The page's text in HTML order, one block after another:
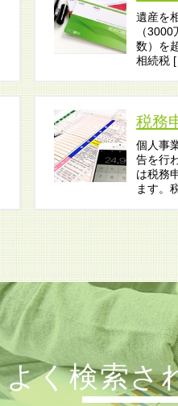
遺産を
（
数）を
相続税
税務
個人事
告を行
は税務
ます。
よく検索さ